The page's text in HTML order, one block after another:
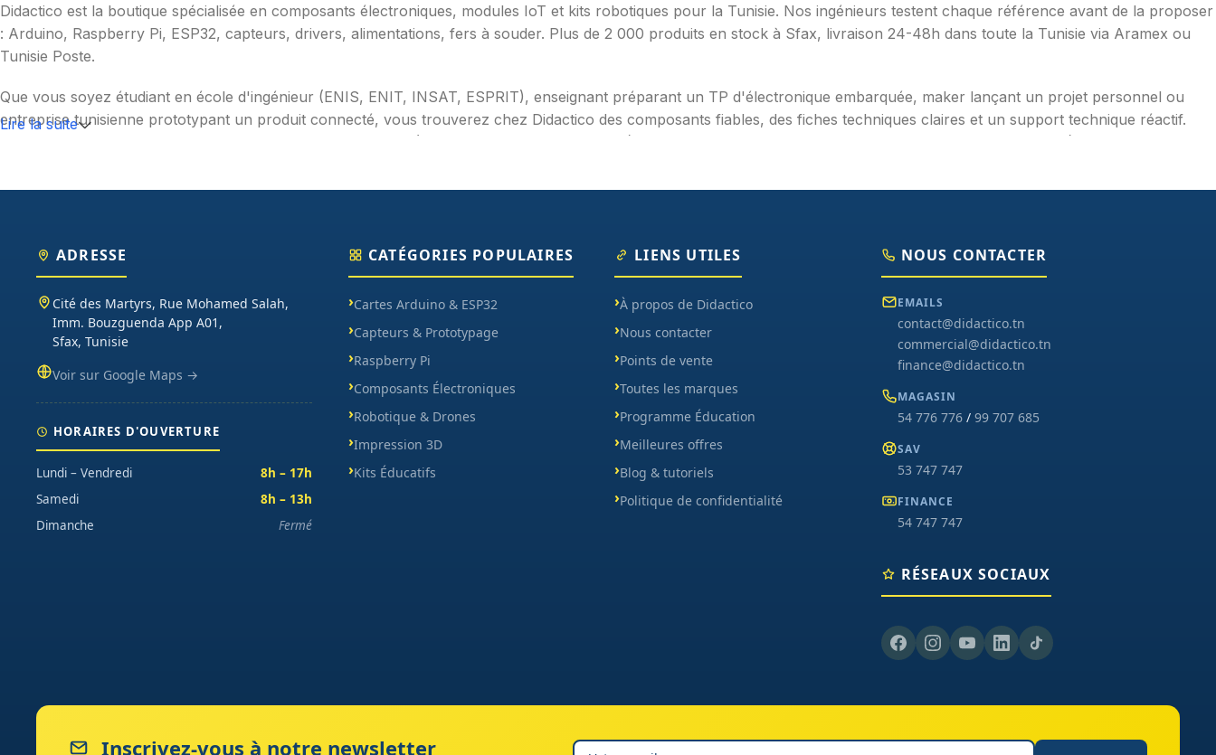
Didactico est la boutique spécialisée en composants électroniques, modules IoT et kits robotiques pour la Tunisie. Nos ingénieurs testent chaque référence avant de la proposer
: Arduino, Raspberry Pi, ESP32, capteurs, drivers, alimentations, fers à souder. Plus de 2 000 produits en stock à Sfax, livraison 24-48h dans toute la Tunisie via Aramex ou
Tunisie Poste.
Que vous soyez étudiant en école d'ingénieur (ENIS, ENIT, INSAT, ESPRIT), enseignant préparant un TP d'électronique embarquée, maker lançant un projet personnel ou
entreprise tunisienne prototypant un produit connecté, vous trouverez chez Didactico des composants fiables, des fiches techniques claires et un support technique réactif.
Nos catégories couvrent l'essentiel : cartes programmables (Arduino, Raspberry Pi, ESP32), capteurs et modules (température, distance, WiFi, LoRa, GSM), robotique
garantie et SAV inclus sur chaque commande.
Lire la suite
ADRESSE
Cité des Martyrs, Rue Mohamed Salah,
Imm. Bouzguenda App A01,
Sfax, Tunisie
Voir sur Google Maps →
HORAIRES D'OUVERTURE
Lundi – Vendredi
8h – 17h
Samedi
8h – 13h
Dimanche
Fermé
CATÉGORIES POPULAIRES
Cartes Arduino & ESP32
Capteurs & Prototypage
Raspberry Pi
Composants Électroniques
Robotique & Drones
Impression 3D
Kits Éducatifs
LIENS UTILES
À propos de Didactico
Nous contacter
Points de vente
Toutes les marques
Programme Éducation
Meilleures offres
Blog & tutoriels
Politique de confidentialité
NOUS CONTACTER
EMAILS
contact@didactico.tn
commercial@didactico.tn
finance@didactico.tn
MAGASIN
54 776 776/ 99 707 685
SAV
53 747 747
FINANCE
54 747 747
RÉSEAUX SOCIAUX
Inscrivez-vous à notre newsletter